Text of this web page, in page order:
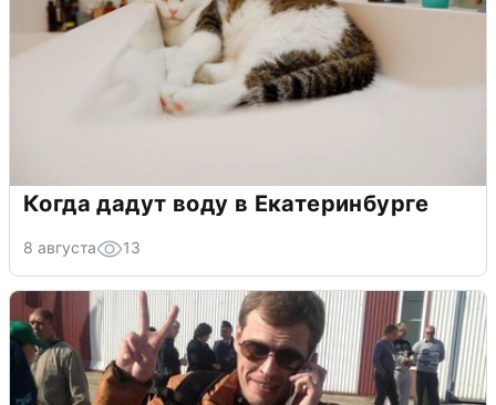
Когда дадут воду в Екатеринбурге
8 августа 13